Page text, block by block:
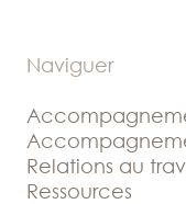
Naviguer
Relations au
Ressources